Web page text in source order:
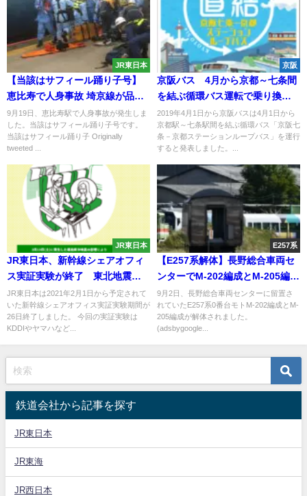
JR東日本
【当該はサフィール踊り子号】
恵比寿で人身事故 埼京線が品川
行きに
9月19日、恵比寿駅で人身事故が発生しま
した。当該はサフィール踊り子号です。
当該はサフィール踊り子 Originally
tweeted ...
京阪
京阪バス 4月から京都～七条間
を結ぶ循環バス運転で乗り換え
が便利に 京阪電車や関連ホテ
ル利用で片道100円に割引も
2019年4月1日から京阪バスは4月1日から
京都駅～七条駅間を結ぶ循環バス「京阪七
条－京都ステーションループバス」を運行
すると発表しました。...
JR東日本
JR東日本、新幹線シェアオフィ
ス実証実験が終了 東北地震に
翻弄される
JR東日本は2021年2月1日から予定されて
いた新幹線シェアオフィス実証実験期間が
26日終了しました。 今回の実証実験は
KDDIやヤマハなど...
E257系
【E257系解体】長野総合車両セ
ンターでM-202編成とM-205編成
が解体 あの黒塗り編成も
9月2日、長野総合車両センターに留置さ
れていたE257系0番台モトM-202編成とM-
205編成が解体されました。
(adsbygoogle...
鉄道会社から記事を探す
JR東日本
JR東海
JR西日本